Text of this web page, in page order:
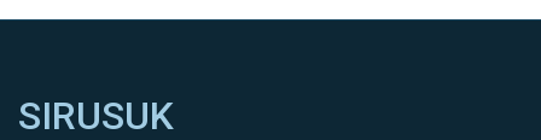
SIRUSUK